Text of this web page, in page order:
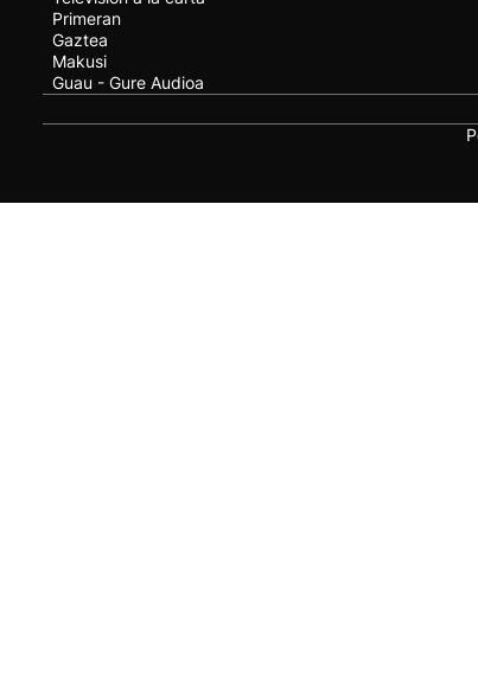
Primeran
Gaztea
Makusi
Guau - Gure Audioa